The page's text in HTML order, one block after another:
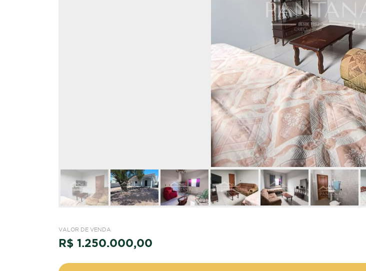
VALOR DE VENDA
R$ 1.250.000,00